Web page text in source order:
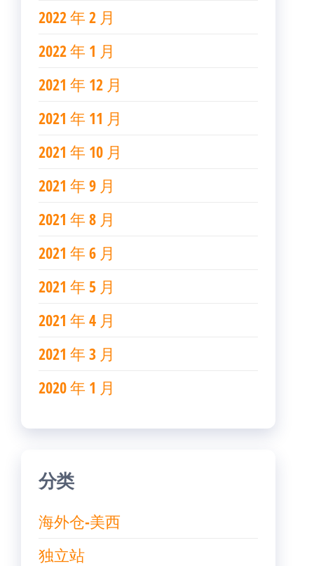
2022 年 2 月
2022 年 1 月
2021 年 12 月
2021 年 11 月
2021 年 10 月
2021 年 9 月
2021 年 8 月
2021 年 6 月
2021 年 5 月
2021 年 4 月
2021 年 3 月
2020 年 1 月
分类
海外仓-美西
独立站